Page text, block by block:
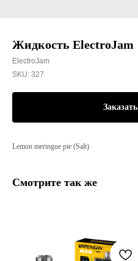
Жидкость ElectroJam
ElectroJam
SKU: 327
Заказать
Lemon meringue pie (Salt)
Смотрите так же